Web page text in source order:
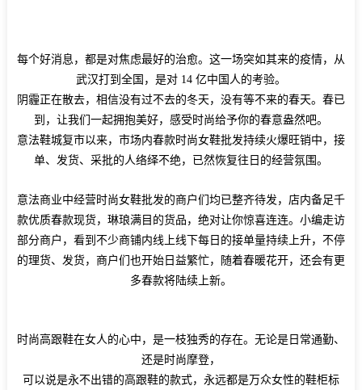
每个好消息，都是对焦虑最好的治愈。这一场突如其来的疫情，从
武汉打到全国，是对 14 亿中国人的考验。
阴霾正在散去，相信没有过不去的冬天，没有等不来的春天。春已
到，让我们一起拥抱美好，感受时尚给予你的春意盎然吧。
意法鞋城复市以来，市场内春款时尚女鞋批发持续火爆旺销中，接
单、发货、采批的人络绎不绝，已然恢复往日的经营氛围。
意法商业中经营时尚女鞋批发的商户们均已整齐待发，店内备足千
款优质春款现货，琳琅满目的货品，绝对让你惊喜连连。小编走访
部分商户，看到不少商铺内线上线下每日的接单量持续上升，不停
的理货、发货，商户们也开始日益繁忙，随着春暖花开，还会有更
多春款将陆续上新。
时尚高跟鞋在女人的心中，是一枝独秀的存在。无论是日常通勤、
还是时尚摩登，
可以说是永不出错的高跟鞋的款式，永远都是万众女性的鞋柜标